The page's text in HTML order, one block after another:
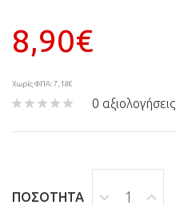
8,90€
Χωρίς ΦΠΑ: 7,18€
0 αξιολογήσεις
ΠΟΣΌΤΗΤΑ